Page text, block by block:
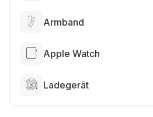
Armband
Apple Watch
Ladegerät